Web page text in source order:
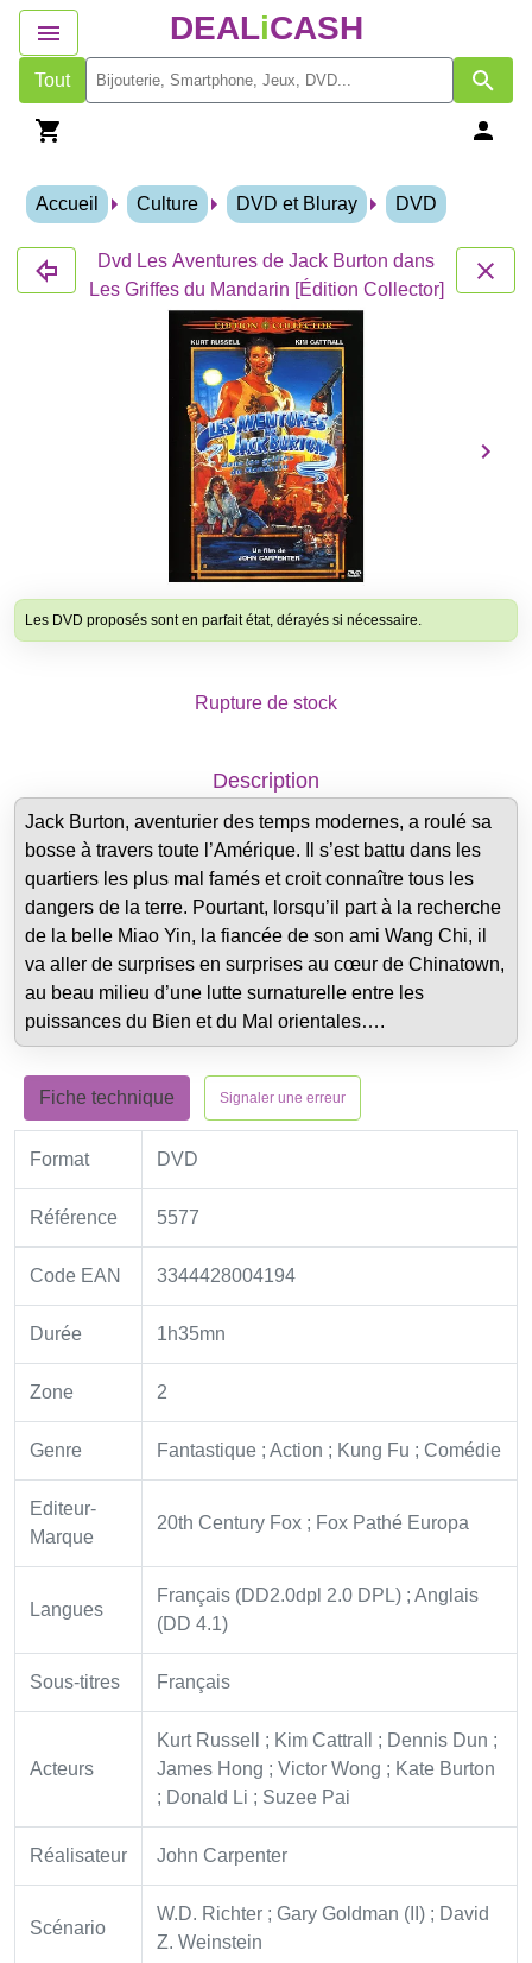
DEALiCASH
Tout
Accueil Culture DVD et Bluray DVD
Dvd Les Aventures de Jack Burton dans
Les Griffes du Mandarin [Édition Collector]
Les DVD proposés sont en parfait état, dérayés si nécessaire.
Rupture de stock
Description
Jack Burton, aventurier des temps modernes, a roulé sa
bosse à travers toute l’Amérique. Il s’est battu dans les
quartiers les plus mal famés et croit connaître tous les
dangers de la terre. Pourtant, lorsqu’il part à la recherche
de la belle Miao Yin, la fiancée de son ami Wang Chi, il
va aller de surprises en surprises au cœur de Chinatown,
au beau milieu d’une lutte surnaturelle entre les
puissances du Bien et du Mal orientales….
Fiche technique Signaler une erreur
Format DVD
Référence 5577
Code EAN 3344428004194
Durée 1h35mn
Zone 2
Genre Fantastique ; Action ; Kung Fu ; Comédie
Editeur-
Marque
20th Century Fox ; Fox Pathé Europa
Langues
Français (DD2.0dpl 2.0 DPL) ; Anglais
(DD 4.1)
Sous-titres Français
Acteurs
Kurt Russell ; Kim Cattrall ; Dennis Dun ;
James Hong ; Victor Wong ; Kate Burton
; Donald Li ; Suzee Pai
Réalisateur John Carpenter
Scénario
W.D. Richter ; Gary Goldman (II) ; David
Z. Weinstein